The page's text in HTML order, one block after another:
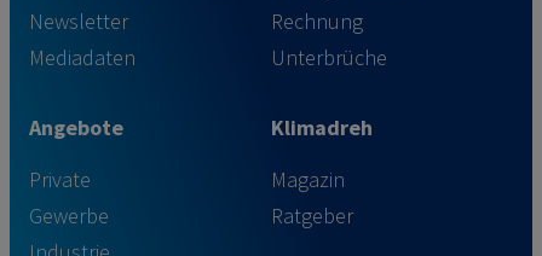
Newsletter
Mediadaten
Rechnung
Unterbrüche
Angebote
Private
Gewerbe
Klimadreh
Magazin
Ratgeber